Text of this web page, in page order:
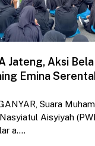
Jateng, Aksi
Emina
Suara
Aisyiyah
a....